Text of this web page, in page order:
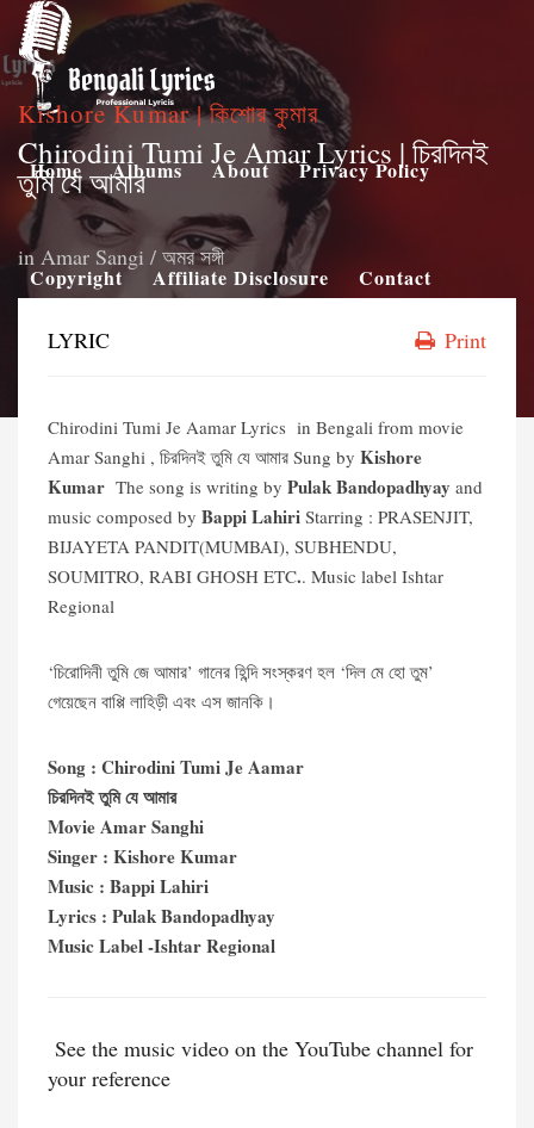
Home Albums About Privacy Policy
Copyright Affiliate Disclosure Contact
Kishore Kumar | কিশোর কুমার
Chirodini Tumi Je Amar Lyrics | চিরদিনই
তুমি যে আমার
inAmar Sangi / অমর সঙ্গী
LYRIC Print
Chirodini Tumi Je Aamar Lyrics in Bengali from movie
Amar Sanghi , চিরদিনই তুমি যে আমার Sung by Kishore
Kumar The song is writing by Pulak Bandopadhyay and
music composed by Bappi Lahiri Starring : PRASENJIT,
BIJAYETA PANDIT(MUMBAI), SUBHENDU,
SOUMITRO, RABI GHOSH ETC.. Music label Ishtar
Regional
‘চিরোদিনী তুমি জে আমার’ গানের হিন্দি সংস্করণ হল ‘দিল মে হো তুম’
গেয়েছেন বাপ্পি লাহিড়ী এবং এস জানকি।
Song : Chirodini Tumi Je Aamar
চিরদিনই তুমি যে আমার
Movie Amar Sanghi
Singer : Kishore Kumar
Music : Bappi Lahiri
Lyrics : Pulak Bandopadhyay
Music Label -Ishtar Regional
See the music video on the YouTube channel for
your reference